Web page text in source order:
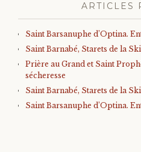
ARTICLES
Saint Barsanuphe d’Optina.
Saint Barnabé, Starets de la
Prière au Grand et Saint
sécheresse
Saint Barnabé, Starets de la
Saint Barsanuphe d’Optina.